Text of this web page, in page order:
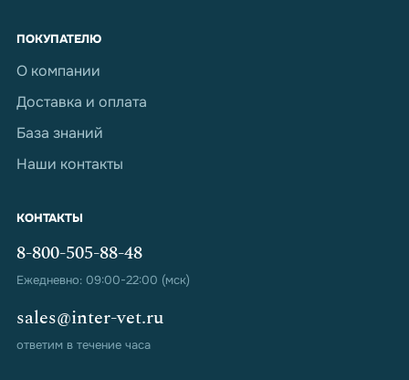
ПОКУПАТЕЛЮ
О компании
Доставка и оплата
База знаний
Наши контакты
КОНТАКТЫ
8-800-505-88-48
Ежедневно: 09:00-22:00 (мск)
sales@inter-vet.ru
ответим в течение часа